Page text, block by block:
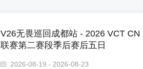
V26无畏巡回成都站 - 2026 VCT CN
联赛第二赛段季后赛后五日
2026-08-19 - 2026-08-23